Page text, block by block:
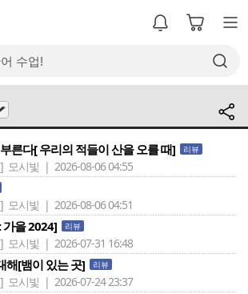
른다[ 우리의 적들이 산을 오를 때] 리뷰
모시빛 | 2026-08-06 04:55
모시빛 | 2026-08-06 04:51
가을 2024] 리뷰
모시빛 | 2026-07-31 16:48
해[뱀이 있는 곳] 리뷰
모시빛 | 2026-07-24 23:37